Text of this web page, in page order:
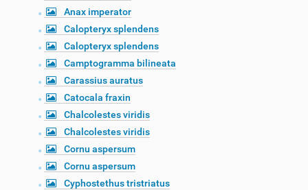
Anax imperator
Calopteryx splendens
Calopteryx splendens
Camptogramma bilineata
Carassius auratus
Catocala fraxin
Chalcolestes viridis
Chalcolestes viridis
Cornu aspersum
Cornu aspersum
Cyphostethus tristriatus